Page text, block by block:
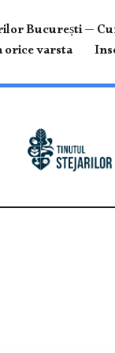
București —
varsta